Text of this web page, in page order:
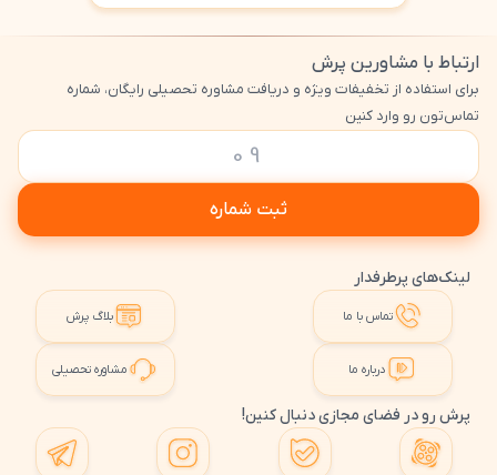
ارتباط با مشاورین پرش
برای استفاده از تخفیفات ویژه و دریافت مشاوره تحصیلی رایگان، شماره
تماس‌تون رو وارد کنین
ثبت شماره
لینک‌های پرطرفدار
تماس با ما بلاگ پرش
درباره ما مشاوره تحصیلی
پرش رو در فضای مجازی دنبال کنین!